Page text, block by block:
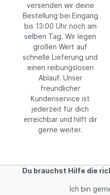
versenden wir deine
Bestellung bei Eingang
bis 13:00 Uhr noch am
selben Tag. Wir legen
großen Wert auf
schnelle Lieferung und
einen reibungslosen
Ablauf. Unser
freundlicher
Kundenservice ist
jederzeit für dich
erreichbar und hilft dir
gerne weiter.
Du brauchst Hilfe die
Ich bin